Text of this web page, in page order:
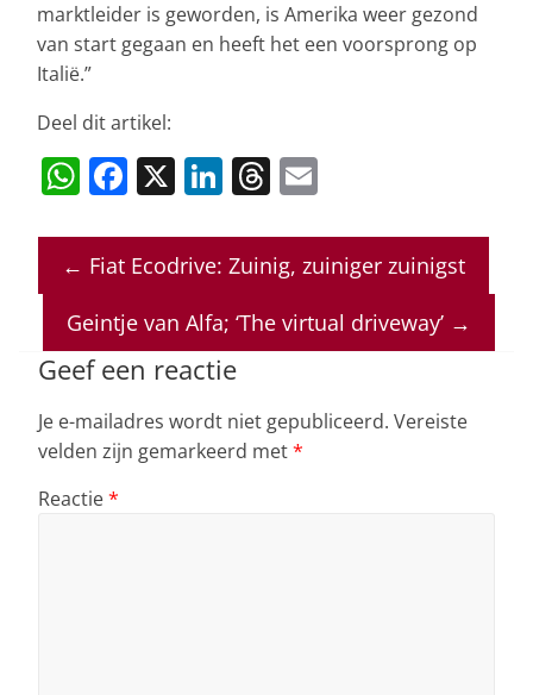
marktleider is geworden, is Amerika weer gezond
van start gegaan en heeft het een voorsprong op
Italië.”
Deel dit artikel:
W
at
s
A
p
p
F
c
e
b
o
o
k
X Li
k
e
dI
n
T
re
a
d
s
ai
l
← Fiat Ecodrive: Zuinig, zuiniger zuinigst
Geintje van Alfa; ‘The virtual driveway’ →
Geef een reactie
Je e-mailadres wordt niet gepubliceerd. Vereiste
velden zijn gemarkeerd met*
Reactie*